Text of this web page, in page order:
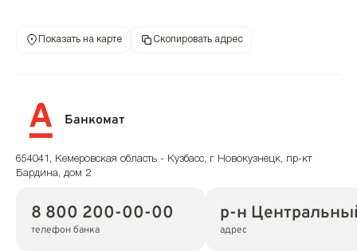
Показать на карте Скопировать адрес
Банкомат
654041, Кемеровская область - Кузбасс, г Новокузнецк, пр-кт
Бардина, дом 2
8 800 200-00-00
телефон банка
р-н
адрес